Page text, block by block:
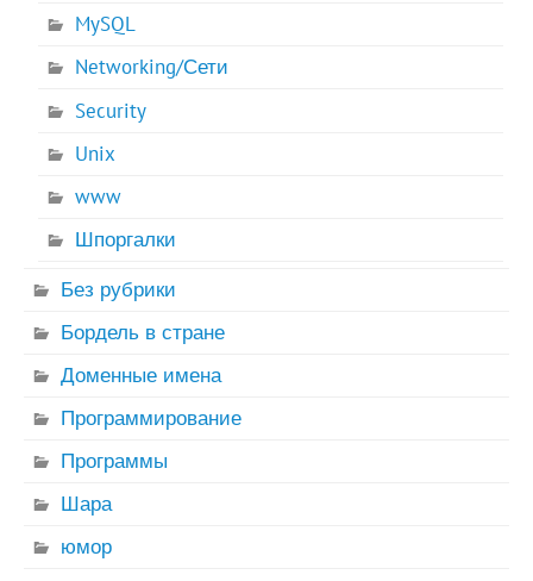
MySQL
Networking/Сети
Security
Unix
www
Шпоргалки
Без рубрики
Бордель в стране
Доменные имена
Программирование
Программы
Шара
юмор